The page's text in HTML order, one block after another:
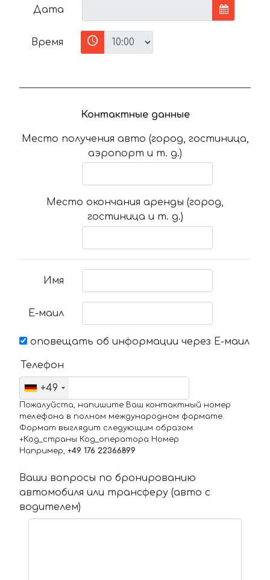
Дата
Время
Контактные данные
Место получения авто (город, гостиница,
аэропорт и т. д.)
Место окончания аренды (город,
гостиница и т. д.)
Имя
Е-маил
оповещать об информации через Е-маил
Телефон
+49
Пожалуйста, напишите Ваш контактный номер
телефона в полном международном формате.
Формат выглядит следующим образом:
+Код_страны Код_оператора Номер
Например, +49 176 22366899
Ваши вопросы по бронированию
автомобиля или трансферу (авто с
водителем)